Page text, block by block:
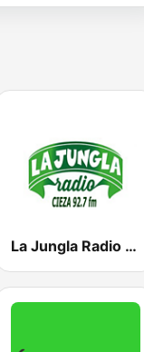
La Jungla Radio Cieza